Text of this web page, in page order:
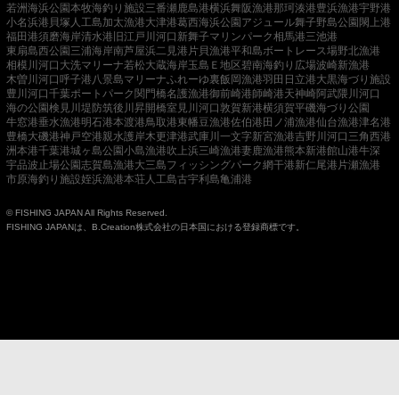
若洲海浜公園本牧海釣り施設三番瀬 鹿島港横浜舞阪漁港那珂湊港豊浜漁港宇野港
小名浜港 貝塚人工島加太漁港大津港葛西海浜公園アジュール舞子野島公園閖上港
福田港須磨海岸清水港 旧江戸川河口 新舞子マリンパーク相馬港三池港
東扇島西公園三浦海岸南芦屋浜二見港 片貝漁港平和島ボートレース場野北漁港
相模川河口 大洗マリーナ若松大蔵海岸玉島Ｅ地区碧南海釣り広場波崎新漁港
木曽川河口呼子港 八景島マリーナふれーゆ裏飯岡漁港羽田 日立港大黒海づり施設
豊川河口千葉ポートパーク関門橋名護漁港御前崎港師崎港天神崎阿武隈川河口
海の公園検見川堤防筑後川昇開橋室見川河口敦賀新港横須賀平磯海づり公園
牛窓港垂水漁港明石港本渡港鳥取港東幡豆漁港佐伯港田ノ浦漁港仙台漁港津名港
豊橋大磯港神戸空港親水護岸木更津港武庫川一文字新宮漁港吉野川河口 三角西港
洲本港千葉港城ヶ島公園小島漁港吹上浜三崎漁港妻鹿漁港熊本新港館山港牛深
宇品波止場公園志賀島漁港大三島フィッシングパーク網干港新仁尾港 片瀬漁港
市原海釣り施設姪浜漁港本荘人工島古宇利島亀浦港
© FISHING JAPAN All Rights Reserved.
FISHING JAPANは、B.Creation株式会社の日本国における登録商標です。